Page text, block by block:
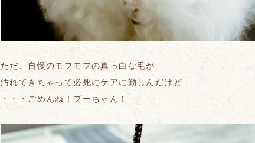
ただ、自慢のモフモフの真っ白な毛が
汚れてきちゃって必死にケアに勤しんだけど
・・・ごめんね！プーちゃん！